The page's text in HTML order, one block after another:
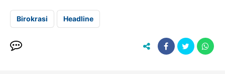
Birokrasi Headline